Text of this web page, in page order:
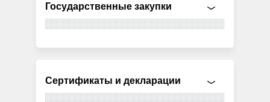
Государственные закупки
Сертификаты и декларации